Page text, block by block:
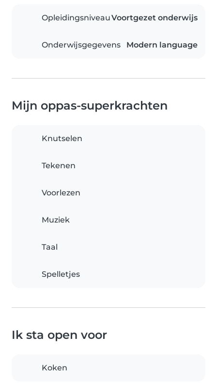
OpleidingsniveauVoortgezet onderwijs
Onderwijsgegevens Modern language
Mijn oppas-superkrachten
Knutselen
Tekenen
Voorlezen
Muziek
Taal
Spelletjes
Ik sta open voor
Koken